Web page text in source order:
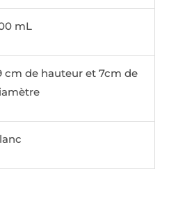
mL
cm de hauteur et 7cm de